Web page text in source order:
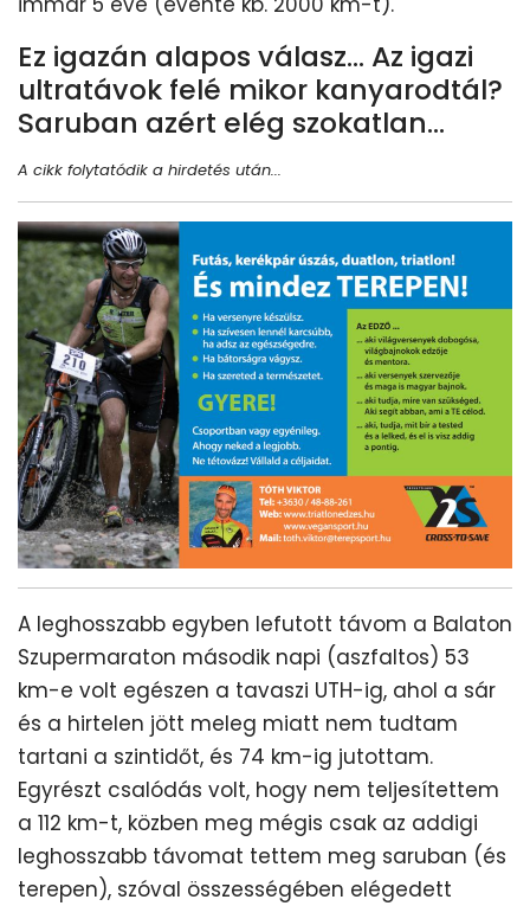
Ez igazán alapos válasz... Az igazi
ultratávok felé mikor kanyarodtál?
Saruban azért elég szokatlan...
A cikk folytatódik a hirdetés után...
A leghosszabb egyben lefutott távom a Balaton
Szupermaraton második napi (aszfaltos) 53
km-e volt egészen a tavaszi UTH-ig, ahol a sár
és a hirtelen jött meleg miatt nem tudtam
tartani a szintidőt, és 74 km-ig jutottam.
Egyrészt csalódás volt, hogy nem teljesítettem
a 112 km-t, közben meg mégis csak az addigi
leghosszabb távomat tettem meg saruban (és
terepen), szóval összességében elégedett